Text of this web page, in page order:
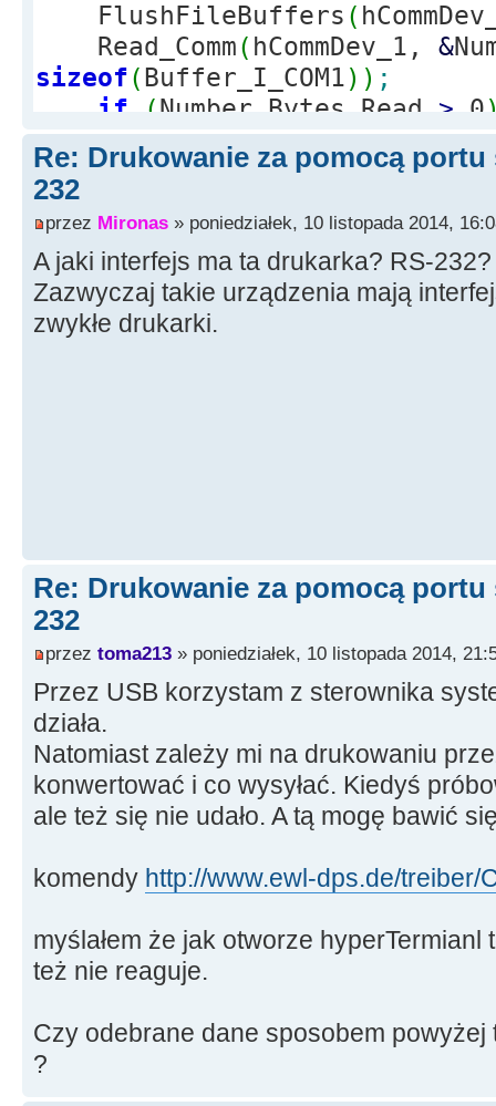
FlushFileBuffers (
Read_Comm( hCommDev_1, &
sizeof(Buffer_I_COM1) ) ;
if
(Number_Bytes_Read > 0
{
String s=
Memo1->Lines->Add(
}
Sleep(50);
}
Re: Drukowanie za pomocą
232
przez Mironas » poniedziałek, 10 listopada 2014,
A jaki interfejs ma ta drukarka? RS-232?
Zazwyczaj takie urządzenia mają
zwykłe drukarki.
Re: Drukowanie za pomocą
232
przez toma213 » poniedziałek, 10 listopada 2014,
Przez USB korzystam z sterownika
działa.
Natomiast zależy mi na drukowaniu
konwertować i co wysyłać. Kiedyś
ale też się nie udało. A tą mogę bawić
komendy http://www.ewl-dps.de/treiber/
myślałem że jak otworze hyperTermianl
też nie reaguje.
Czy odebrane dane sposobem
?